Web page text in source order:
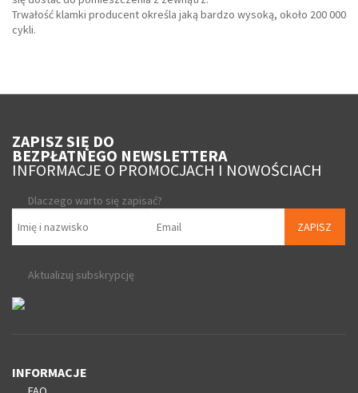
Trwałość klamki producent określa jaką bardzo wysoką, około 200 000
cykli.
ZAPISZ SIĘ DO
BEZPŁATNEGO NEWSLETTERA
INFORMACJE O PROMOCJACH I NOWOŚCIACH
Dlaczego warto się zapisać?
ZAPISZ
Aktualizuj subskrypcję
INFORMACJE